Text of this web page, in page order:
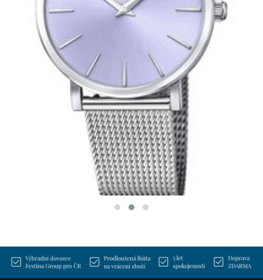
LOTUS L18731/3
SMART CASUAL
2 690 Kč
K DODÁNÍ DO 3-5 DNŮ